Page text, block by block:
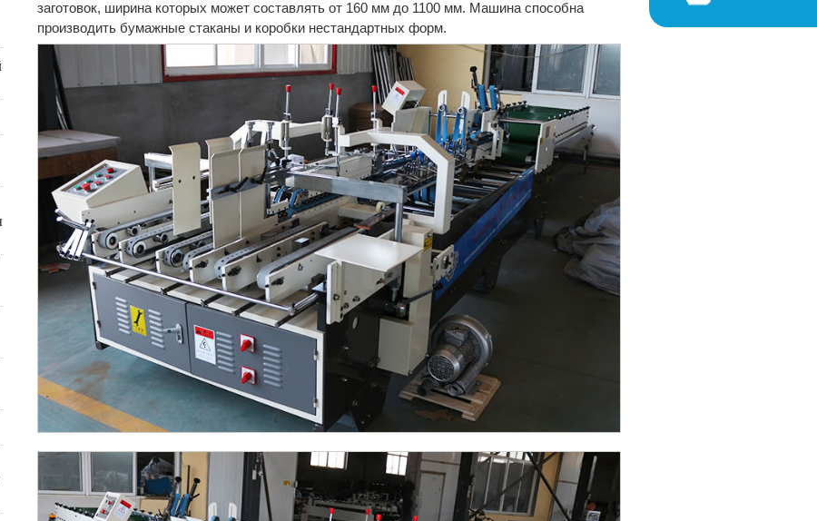
заготовок, ширина которых может составлять от 160 мм до 1100 мм. Машина способна
производить бумажные стаканы и коробки нестандартных форм.